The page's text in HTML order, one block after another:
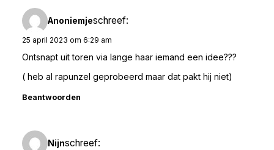
Anoniemjeschreef:
25 april 2023 om 6:29 am
Ontsnapt uit toren via lange haar iemand een idee???
( heb al rapunzel geprobeerd maar dat pakt hij niet)
Beantwoorden
Nijnschreef: